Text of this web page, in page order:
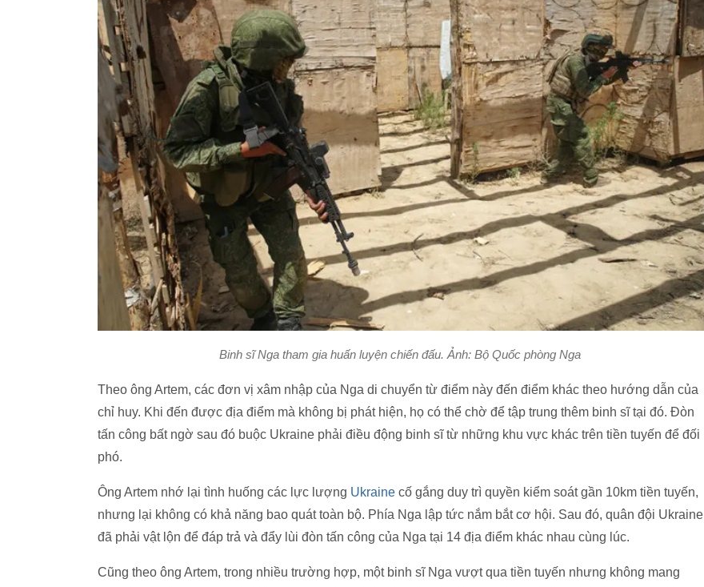
Binh sĩ Nga tham gia huấn luyện chiến đấu. Ảnh: Bộ Quốc phòng Nga
Theo ông Artem, các đơn vị xâm nhập của Nga di chuyển từ điểm này đến điểm khác theo hướng dẫn của
chỉ huy. Khi đến được địa điểm mà không bị phát hiện, họ có thể chờ để tập trung thêm binh sĩ tại đó. Đòn
tấn công bất ngờ sau đó buộc Ukraine phải điều động binh sĩ từ những khu vực khác trên tiền tuyến để đối
phó.
Ông Artem nhớ lại tình huống các lực lượng Ukraine cố gắng duy trì quyền kiểm soát gần 10km tiền tuyến,
nhưng lại không có khả năng bao quát toàn bộ. Phía Nga lập tức nắm bắt cơ hội. Sau đó, quân đội Ukraine
đã phải vật lộn để đáp trả và đẩy lùi đòn tấn công của Nga tại 14 địa điểm khác nhau cùng lúc.
Cũng theo ông Artem, trong nhiều trường hợp, một binh sĩ Nga vượt qua tiền tuyến nhưng không mang